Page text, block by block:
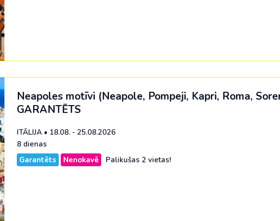
Zanzibāra (pārsēš. Stambulā)
Senegāla
Tanzānija
Indonēzija
Japāna
Neapoles motīvi (Neapole, Pompeji, Kapri, Roma,
GARANTĒTS
ITĀLIJA• 18.08. - 25.08.2026
8 dienas
Garantēts
Nenokavē Palikušas 2 vietas!